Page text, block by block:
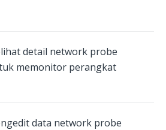
detail network probe
memonitor perangkat
data network probe